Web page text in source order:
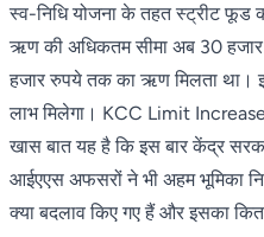
स्व-निधि योजना के तहत स्ट्रीट फूड
ऋण की अधिकतम सीमा अब 30
हजार रुपये तक का ऋण मिलता था।
लाभ मिलेगा। KCC Limit
खास बात यह है कि इस बार केंद्र
आईएएस अफसरों ने भी अहम भूमिका
क्या बदलाव किए गए हैं और इसका